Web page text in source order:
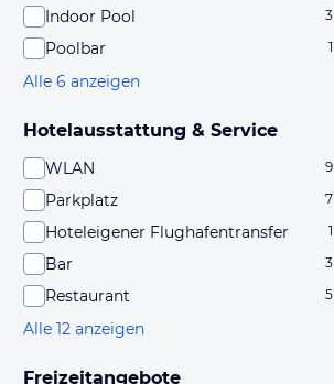
Indoor Pool 3
Poolbar 1
Alle 6 anzeigen
Hotelausstattung & Service
WLAN 9
Parkplatz 7
Hoteleigener Flughafentransfer 1
Bar 3
Restaurant 5
Alle 12 anzeigen
Freizeitangebote